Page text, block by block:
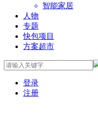
智能家居
人物
专题
快包项目
方案超市
登录
注册